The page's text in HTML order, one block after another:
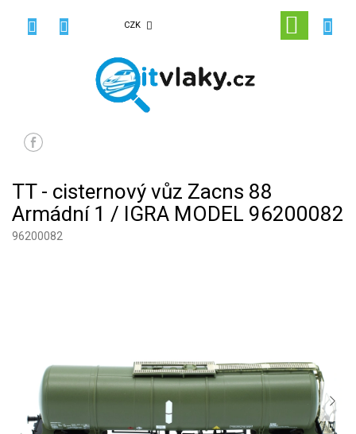
CZK
KOŠÍK
TT - cisternový vůz Zacns 88
Armádní 1 / IGRA MODEL 96200082
96200082